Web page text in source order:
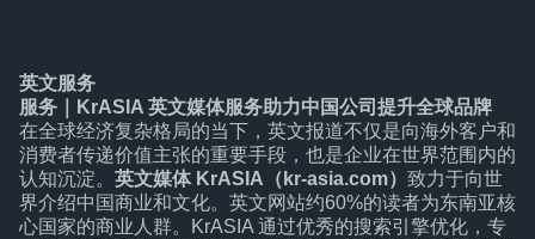
英文服务
服务
KrASIA 英文媒体服务助力中国公司提升全球品牌
在全球经济复杂格局的当下，英文报道不仅是向海外客户和
消费者传递价值主张的重要手段，也是企业在世界范围内的
认知沉淀。 英文媒体 KrASIA（kr-asia.com） 致力于向世
界介绍中国商业和文化。英文网站约60%的读者为东南亚核
心国家的商业人群。KrASIA 通过优秀的搜索引擎优化，专